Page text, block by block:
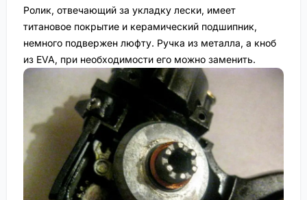
Ролик, отвечающий за укладку лески, имеет
титановое покрытие и керамический подшипник,
немного подвержен люфту. Ручка из металла, а кноб
из EVA, при необходимости его можно заменить.